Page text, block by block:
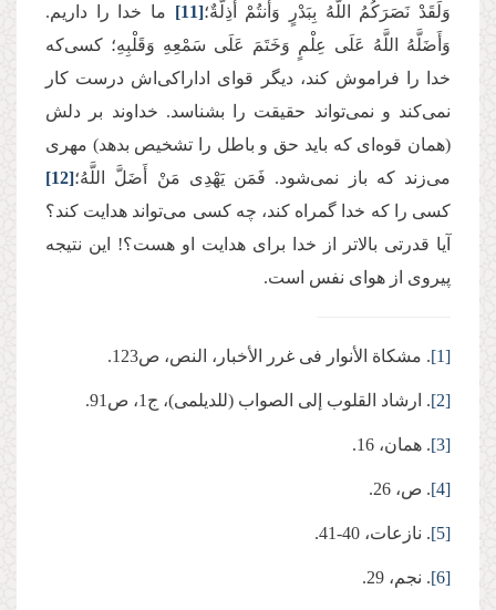
وَلَقَدْ نَصَرَكُمُ اللّهُ بِبَدْرٍ وَأَنتُمْ أَذِلَّةٌ؛[11] ما خدا را داریم.
وَأَضَلَّهُ اللَّهُ عَلَى عِلْمٍ وَخَتَمَ عَلَى سَمْعِهِ وَقَلْبِهِ؛ کسی‌که
خدا را فراموش کند، دیگر قوای اداراکی‌اش درست کار
نمی‌کند و نمی‌تواند حقیقت را بشناسد. خداوند بر دلش
(همان قوه‌ای که باید حق و باطل را تشخیص بدهد) مهری
می‌زند که باز نمی‌شود. فَمَن یَهْدِی مَنْ أَضَلَّ اللَّهُ؛[12]
کسی را که خدا گمراه کند، چه کسی می‌تواند هدایت کند؟
آیا قدرتی بالاتر از خدا برای هدایت او هست؟! این نتیجه
پیروی از هوای نفس است.
[1]. مشكاة الأنوار فی غرر الأخبار، النص، ص123.
[2]. ارشاد القلوب إلى الصواب (للدیلمی)، ج‏1، ص91.
[3]. همان، 16.
[4]. ص، 26.
[5]. نازعات، 40-41.
[6]. نجم، 29.